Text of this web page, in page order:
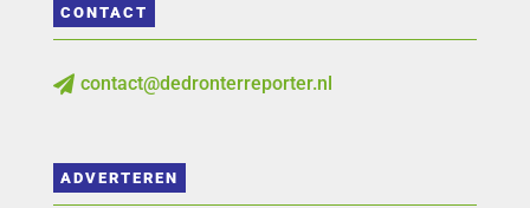
CONTACT
 contact@dedronterreporter.nl
ADVERTEREN